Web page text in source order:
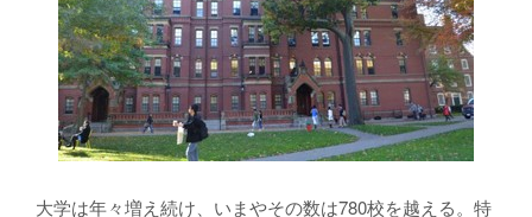
大学は年々増え続け、いまやその数は780校を越える。特